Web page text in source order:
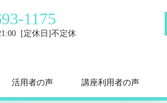
1175
[定休日]不定休
活用者の声 講座利用者の声